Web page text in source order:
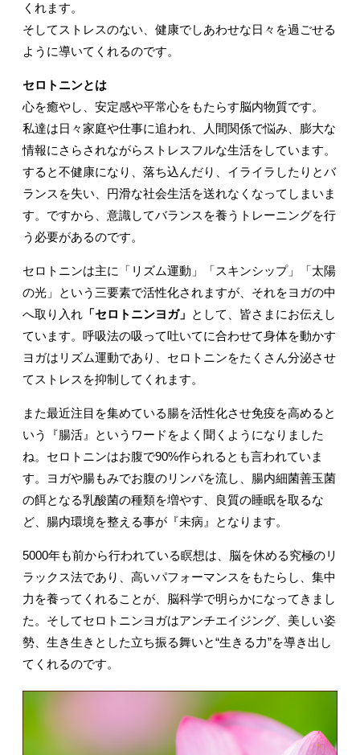
くれます。
そしてストレスのない、健康でしあわせな日々を過ごせる
ように導いてくれるのです。
セロトニンとは
心を癒やし、安定感や平常心をもたらす脳内物質です。
私達は日々家庭や仕事に追われ、人間関係で悩み、膨大な
情報にさらされながらストレスフルな生活をしています。
すると不健康になり、落ち込んだり、イライラしたりとバ
ランスを失い、円滑な社会生活を送れなくなってしまいま
す。ですから、意識してバランスを養うトレーニングを行
う必要があるのです。
セロトニンは主に「リズム運動」「スキンシップ」「太陽
の光」という三要素で活性化されますが、それをヨガの中
へ取り入れ 「セロトニンヨガ」 として、皆さまにお伝えし
ています。呼吸法の吸って吐いてに合わせて身体を動かす
ヨガはリズム運動であり、セロトニンをたくさん分泌させ
てストレスを抑制してくれます。
また最近注目を集めている腸を活性化させ免疫を高めると
いう『腸活』というワードをよく聞くようになりました
ね。セロトニンはお腹で90%作られるとも言われていま
す。ヨガや腸もみでお腹のリンパを流し、腸内細菌善玉菌
の餌となる乳酸菌の種類を増やす、良質の睡眠を取るな
ど、腸内環境を整える事が『未病』となります。
5000年も前から行われている瞑想は、脳を休める究極のリ
ラックス法であり、高いパフォーマンスをもたらし、集中
力を養ってくれることが、脳科学で明らかになってきまし
た。そしてセロトニンヨガはアンチエイジング、美しい姿
勢、生き生きとした立ち振る舞いと“生きる力”を導き出し
てくれるのです。